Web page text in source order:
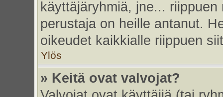
käyttäjäryhmiä, jne...
perustaja on heille antanut.
oikeudet kaikkialle riippuen
Ylös
» Keitä ovat valvojat?